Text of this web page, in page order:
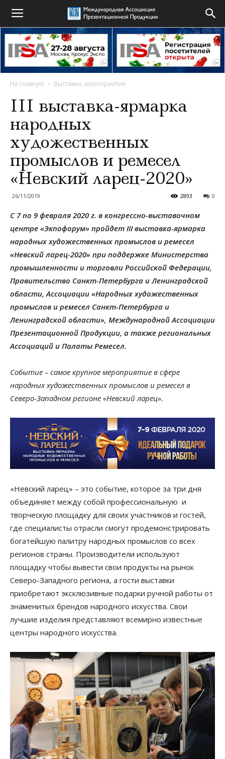
На главную Выставки, мероприятия
III выставка-ярмарка
народных
художественных
промыслов и ремесел
«Невский ларец-2020»
26/11/2019 0
2893
С 7 по 9 февраля 2020 г. в конгрессно-выставочном
центре «Экпофорум» пройдет III выставка-ярмарка
народных художественных промыслов и ремесел
«Невский ларец-2020» при поддержке Министерства
промышленности и торговли Российской Федерации,
Правительство Санкт-Петербурга и Ленинградской
области, Ассоциации «Народных художественных
промыслов и ремесел Санкт-Петербурга и
Ленинградской области», Международной Ассоциации
Презентационной Продукции, а также региональных
Ассоциаций и Палаты Ремесел.
Событие – самое крупное мероприятие в сфере
народных художественных промыслов и ремесел в
Северо-Западном регионе «Невский ларец».
«Невский ларец» – это событие, которое за три дня
объединяет между собой профессиональную и
творческую площадку для своих участников и гостей,
где специалисты отрасли смогут продемонстрировать
богатейшую палитру народных промыслов со всех
регионов страны. Производители используют
площадку чтобы вывести свои продукты на рынок
Северо-Западного региона, а гости выставки
приобретают эксклюзивные подарки ручной работы от
знаменитых брендов народного искусства. Свои
лучшие изделия представляют всемирно известные
центры народного искусства.